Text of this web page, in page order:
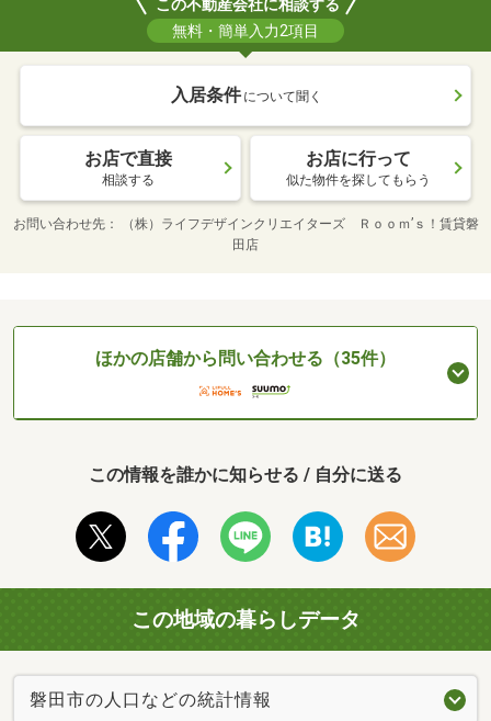
この不動産会社に相談する
無料・簡単入力2項目
入居条件 について聞く
お店で直接
相談する
お店に行って
似た物件を探してもらう
お問い合わせ先
（株）ライフデザインクリエイターズ Ｒｏｏｍ’ｓ！賃貸磐
田店
ほかの店舗から問い合わせる（35件）
この情報を誰かに知らせる / 自分に送る
この地域の暮らしデータ
磐田市の人口などの統計情報